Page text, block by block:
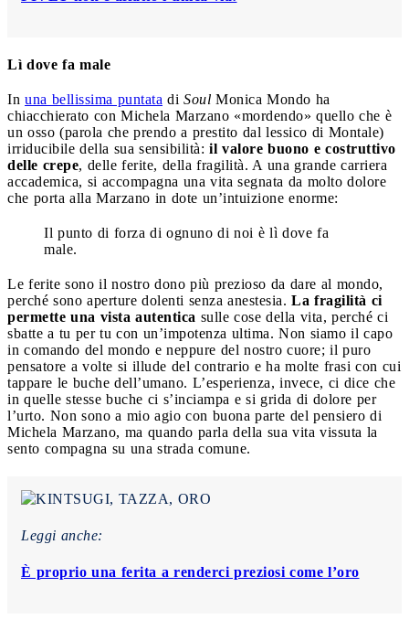
Lì dove fa male
In una bellissima puntata di Soul Monica Mondo ha
chiacchierato con Michela Marzano «mordendo» quello che è
un osso (parola che prendo a prestito dal lessico di Montale)
irriducibile della sua sensibilità: il valore buono e costruttivo
delle crepe, delle ferite, della fragilità. A una grande carriera
accademica, si accompagna una vita segnata da molto dolore
che porta alla Marzano in dote un’intuizione enorme:
Il punto di forza di ognuno di noi è lì dove fa
male.
Le ferite sono il nostro dono più prezioso da dare al mondo,
perché sono aperture dolenti senza anestesia. La fragilità ci
permette una vista autentica sulle cose della vita, perché ci
sbatte a tu per tu con un’impotenza ultima. Non siamo il capo
in comando del mondo e neppure del nostro cuore; il puro
pensatore a volte si illude del contrario e ha molte frasi con cui
tappare le buche dell’umano. L’esperienza, invece, ci dice che
in quelle stesse buche ci s’inciampa e si grida di dolore per
l’urto. Non sono a mio agio con buona parte del pensiero di
Michela Marzano, ma quando parla della sua vita vissuta la
sento compagna su una strada comune.
Leggi anche:
È proprio una ferita a renderci preziosi come l’oro